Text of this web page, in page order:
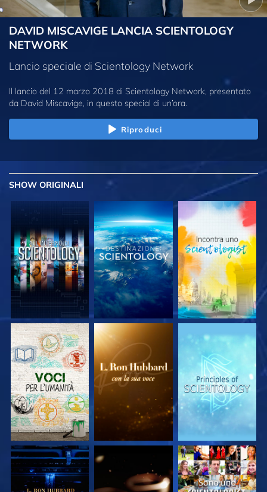
DAVID MISCAVIGE LANCIA SCIENTOLOGY
NETWORK
Lancio speciale di Scientology Network
Il lancio del 12 marzo 2018 di Scientology Network, presentato
da David Miscavige, in questo special di un’ora.
Riproduci
SHOW ORIGINALI
ESPLORA LE
SERIE
ESPLORA LE
SERIE
ESPLORA LE
SERIE
ESPLORA LE
ESPLORA LE
GUARDA